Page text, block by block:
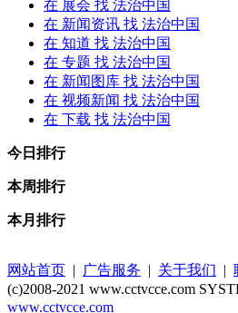
在 展会 找 法治中国
在 新闻资讯 找 法治中国
在 知道 找 法治中国
在 专题 找 法治中国
在 新闻图库 找 法治中国
在 视频新闻 找 法治中国
在 下载 找 法治中国
今日排行
本周排行
本月排行
网站首页 | 广告服务 | 关于我们 |
(c)2008-2021 www.cctvcce.com
www.cctvcce.com